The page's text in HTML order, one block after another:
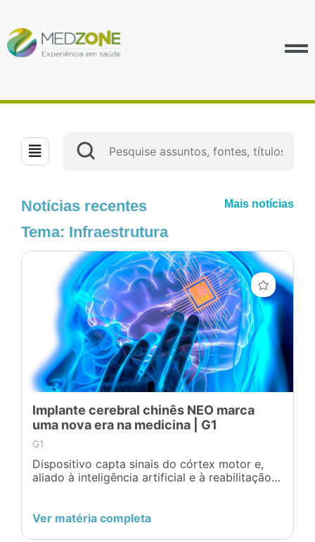
Notícias recentes Mais notícias
Tema: Infraestrutura
Implante cerebral chinês NEO marca
uma nova era na medicina | G1
G1
Dispositivo capta sinais do córtex motor e,
aliado à inteligência artificial e à reabilitação,
Ver matéria completa